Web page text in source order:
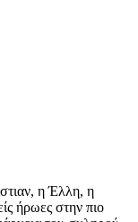
η Έλλη, η
ήρωες στην πιο